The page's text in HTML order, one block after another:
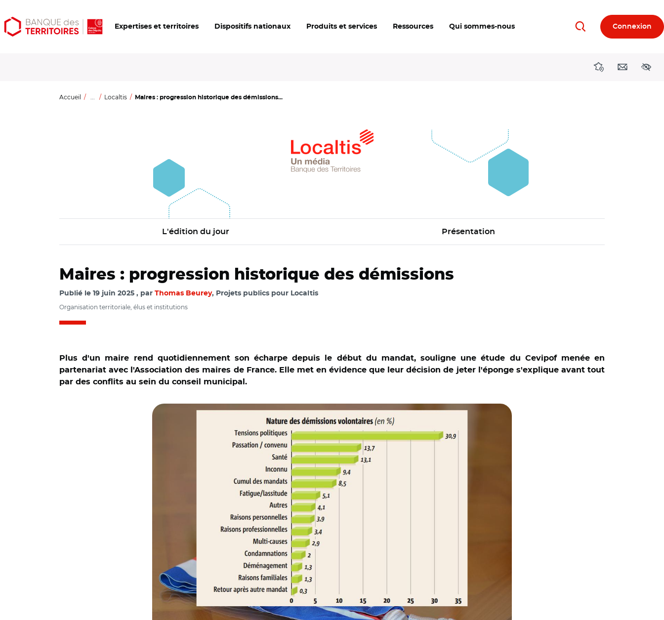
Aller
au
Aller
au
Ouvrir
les
Expertises et territoires Dispositifs nationaux Produits et services Ressources Qui sommes-nous RechercherConnexion
DirectionsContact
Accueil ... Localtis Maires : progression historique des démissions...
L'édition du jour Présentation
Maires : progression historique des démissions
Publié le 19 juin 2025 par Thomas Beurey, Projets publics pour Localtis
Organisation territoriale, élus et institutions
Plus d'un maire rend quotidiennement son écharpe depuis le début du mandat, souligne une étude du Cevipof menée en
partenariat avec l'Association des maires de France. Elle met en évidence que leur décision de jeter l'éponge s'explique avant tout
par des conflits au sein du conseil municipal.